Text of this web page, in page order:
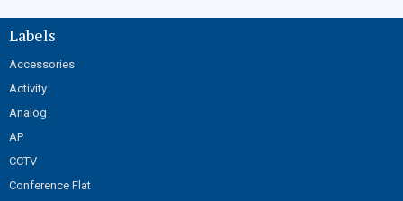
Labels
Accessories
Activity
Analog
AP
CCTV
Conference Flat